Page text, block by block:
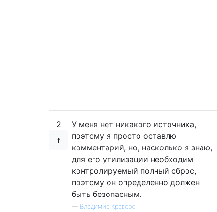
2
У меня нет никакого источника,
поэтому я просто оставлю
комментарий, но, насколько я знаю,
для его утилизации необходим
контролируемый полный сброс,
поэтому он определенно должен
быть безопасным.
— Владимир Краверо